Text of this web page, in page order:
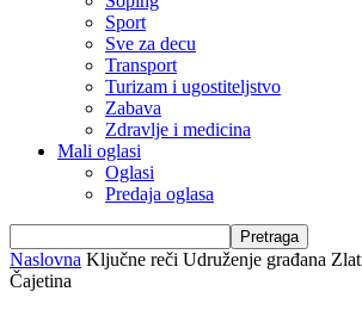
Sport
Sve za decu
Transport
Turizam i ugostiteljstvo
Zabava
Zdravlje i medicina
Mali oglasi
Oglasi
Predaja oglasa
Naslovna Ključne reči Udruženje građana
Čajetina